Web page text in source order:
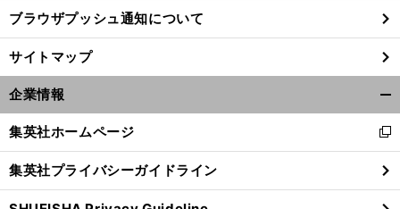
ブラウザプッシュ通知について
サイトマップ
企業情報
閉
る
集英社ホームページ
新
し
い
ウ
集英社プライバシーガイドライン